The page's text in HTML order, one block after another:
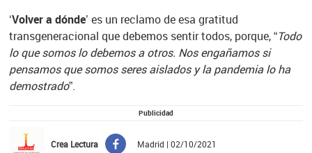
‘Volver a dónde’ es un reclamo de esa gratitud
transgeneracional que debemos sentir todos, porque, “Todo
lo que somos lo debemos a otros. Nos engañamos si
pensamos que somos seres aislados y la pandemia lo ha
demostrado”.
Publicidad
Crea Lectura Madrid | 02/10/2021